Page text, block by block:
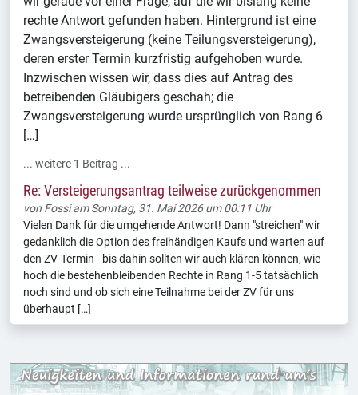
rechte Antwort gefunden haben. Hintergrund ist eine
Zwangsversteigerung (keine Teilungsversteigerung),
deren erster Termin kurzfristig aufgehoben wurde.
Inzwischen wissen wir, dass dies auf Antrag des
betreibenden Gläubigers geschah; die
Zwangsversteigerung wurde ursprünglich von Rang 6
[…]
... weitere 1 Beitrag ...
Re: Versteigerungsantrag teilweise zurückgenommen
von Fossiam Sonntag, 31. Mai 2026 um 00:11 Uhr
Vielen Dank für die umgehende Antwort! Dann "streichen" wir
gedanklich die Option des freihändigen Kaufs und warten auf
den ZV-Termin - bis dahin sollten wir auch klären können, wie
hoch die bestehenbleibenden Rechte in Rang 1-5 tatsächlich
noch sind und ob sich eine Teilnahme bei der ZV für uns
überhaupt […]